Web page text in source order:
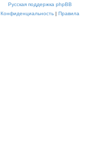
Русская поддержка phpBB
Конфиденциальность | Правила